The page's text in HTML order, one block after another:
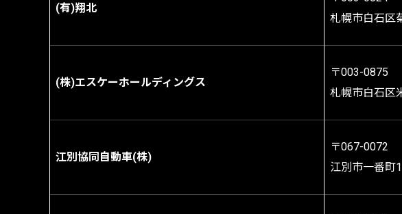
(有)翔北
札幌市白石区
(株)エスケーホールディングス
〒003-0875
札幌市白石区
江別協同自動車(株)
〒067-0072
江別市一番町1